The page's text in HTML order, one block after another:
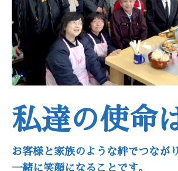
私達の使命
お客様と家族のような絆でつながり
一緒に笑顔になることです。